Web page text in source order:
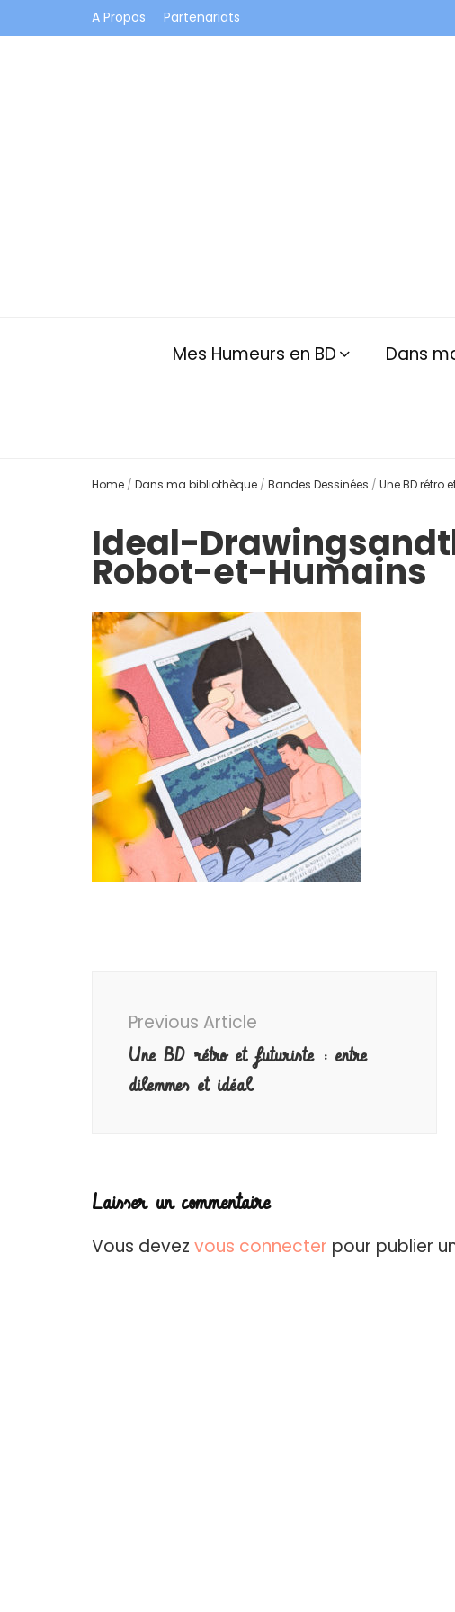
A Propos Partenariats
Mes Humeurs en BD Dans
Home / Dans ma bibliothèque / Bandes Dessinées / Une BD rétro
Ideal-
Robot-et-Humains
Navigation
Previous Article
Une BD rétro et futuriste : entre
dilemmes et idéal
Laisser un commentaire
Vous devez vous connecter pour publier